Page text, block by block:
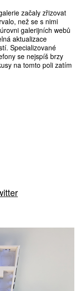
začaly zřizovat
než se s nimi
galerijních webů
aktualizace
Specializované
se nejspíš brzy
na tomto poli zatím